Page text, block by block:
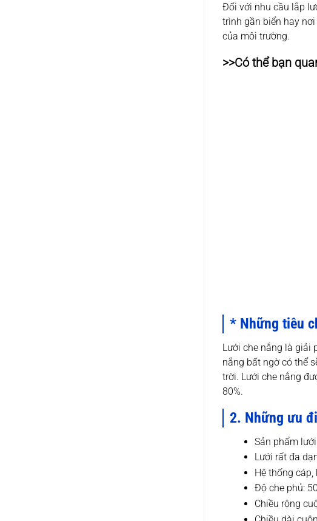
Đối với nhu cầu lắp
trình gần biển hay
của môi trường.
>>Có thể bạn
* Những tiêu
Lưới che nắng là giải
nắng bất ngờ có thể
trời. Lưới che nắng
80%.
2. Những ưu
Sản phẩm
Lưới rất đa
Hệ thống
Độ che phủ:
Chiều rộng